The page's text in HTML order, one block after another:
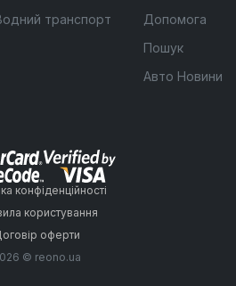
транспорт
Допомога
Пошук
Авто Новини
конфіденційності
користування
оферти
© reono.ua